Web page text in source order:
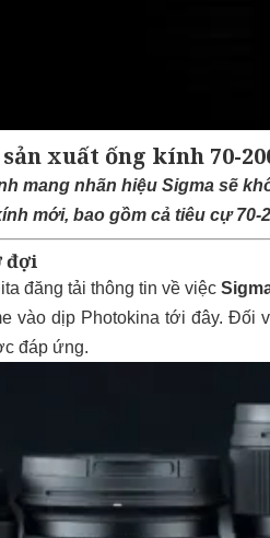
xuất ống kính 70-
mang nhãn hiệu Sigma sẽ
mới, bao gồm cả tiêu cự 70-
đợi
đăng tải thông tin về việc
vào dịp Photokina tới đây. Đối
đáp ứng.